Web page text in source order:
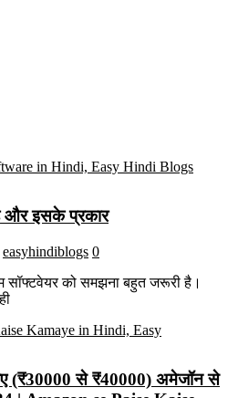
और इसके प्रकार
easyhindiblogs 0
सॉफ्टवेयर को समझना बहुत जरूरी है।
(₹30000 से ₹40000) अमेजॉन से